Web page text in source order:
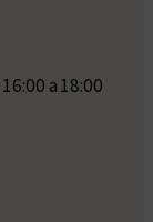
a 18:00